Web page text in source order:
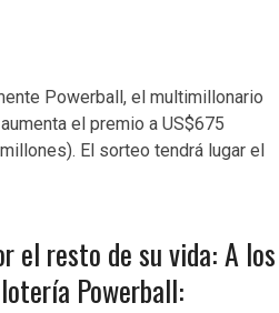
Powerball, el multimillonario
el premio a US$675
El sorteo tendrá lugar el
el resto de su vida: A los
Powerball: